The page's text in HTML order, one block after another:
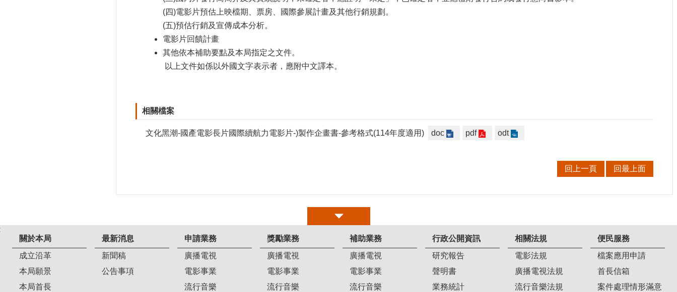
(四)電影片預估上映檔期、票房、國際參展計畫及其他行銷規劃。
(五)預估行銷及宣傳成本分析。
電影片回饋計畫
其他依本補助要點及本局指定之文件。
以上文件如係以外國文字表示者，應附中文譯本。
相關檔案
文化黑潮-國產電影長片國際續航力電影片-)製作企畫書-參考格式(114年度適用) doc pdf odt
回上一頁 回最上面
關於本局
成立沿革
本局願景
本局首長
最新消息
新聞稿
公告事項
申請業務
廣播電視
電影事業
流行音樂
獎勵業務
廣播電視
電影事業
流行音樂
補助業務
廣播電視
電影事業
流行音樂
行政公開資訊
研究報告
聲明書
業務統計
相關法規
電影法規
廣播電視法規
流行音樂法規
便民服務
檔案應用申請
首長信箱
案件處理情形滿意